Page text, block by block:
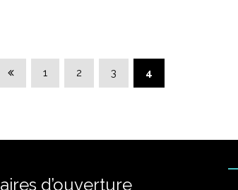
Page précédente
1 2 3 4
d’ouverture